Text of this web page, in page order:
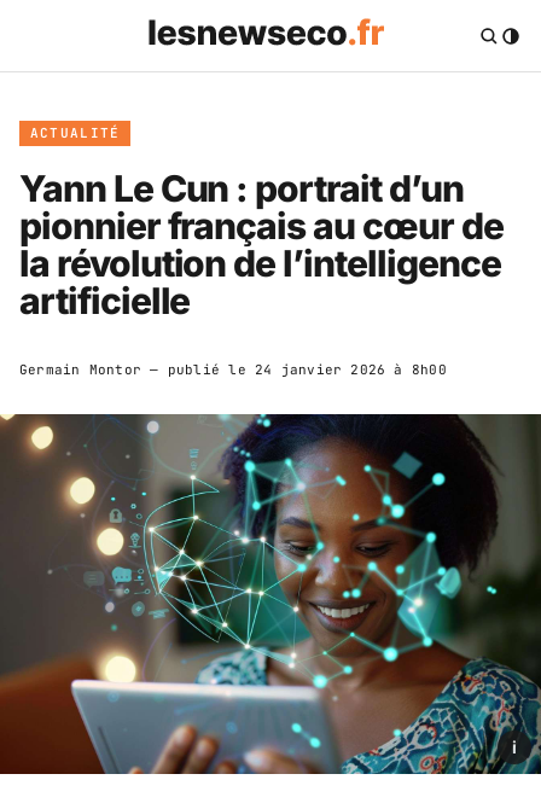
ACTUALITÉ
Yann Le Cun : portrait d’un
pionnier français au cœur de
la révolution de l’intelligence
artificielle
Germain Montor — publié le 24 janvier 2026 à 8h00
i